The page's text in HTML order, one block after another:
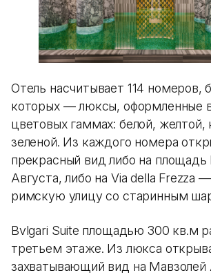
Отель насчитывает 114 номеров,
которых — люксы, оформленные
цветовых гаммах: белой, желтой,
зеленой. Из каждого номера
прекрасный вид либо на
Августа, либо на Via della Frezza
римскую улицу со старинным
Bvlgari Suite площадью 300 кв.м
третьем этаже. Из люкса
захватывающий вид на Мавзолей